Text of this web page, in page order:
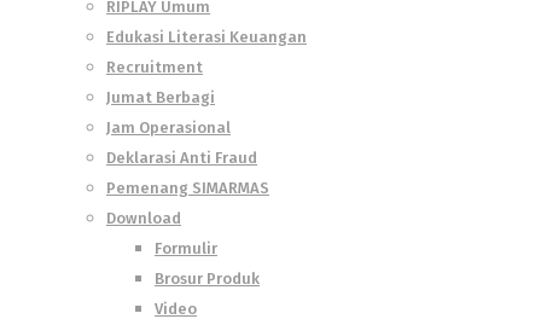
RIPLAY Umum
Edukasi Literasi Keuangan
Recruitment
Jumat Berbagi
Jam Operasional
Deklarasi Anti Fraud
Pemenang SIMARMAS
Download
Formulir
Brosur Produk
Video